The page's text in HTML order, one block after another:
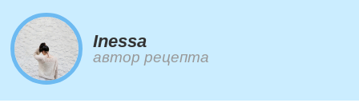
Inessa
автор рецепта